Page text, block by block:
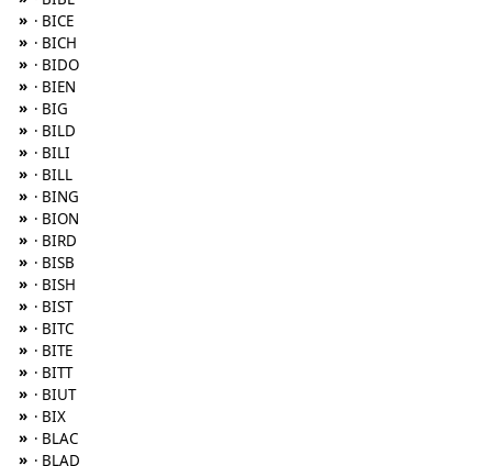
» · BICE
» · BICH
» · BIDO
» · BIEN
» · BIG
» · BILD
» · BILI
» · BILL
» · BING
» · BION
» · BIRD
» · BISB
» · BISH
» · BIST
» · BITC
» · BITE
» · BITT
» · BIUT
» · BIX
» · BLAC
» · BLAD